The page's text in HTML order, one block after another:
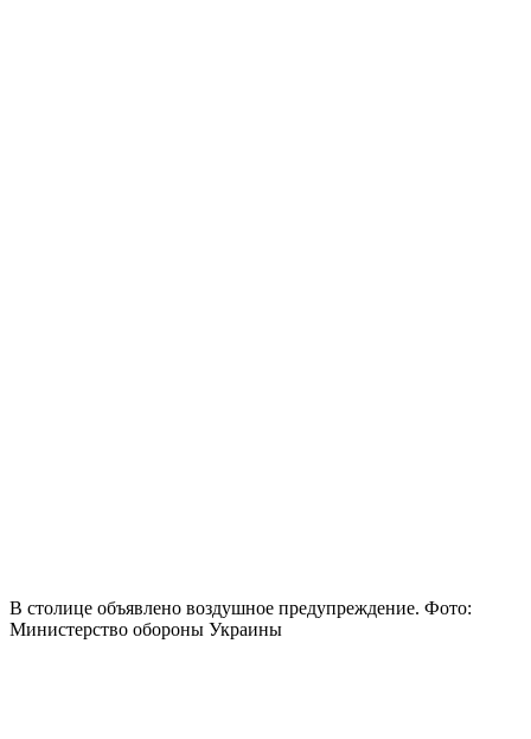
В столице объявлено воздушное предупреждение. Фото:
Министерство обороны Украины